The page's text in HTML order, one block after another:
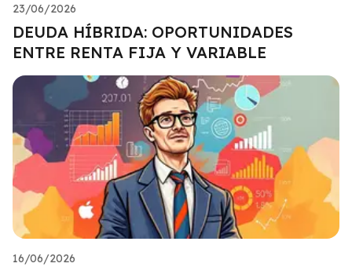
23/06/2026
DEUDA HÍBRIDA: OPORTUNIDADES
ENTRE RENTA FIJA Y VARIABLE
16/06/2026